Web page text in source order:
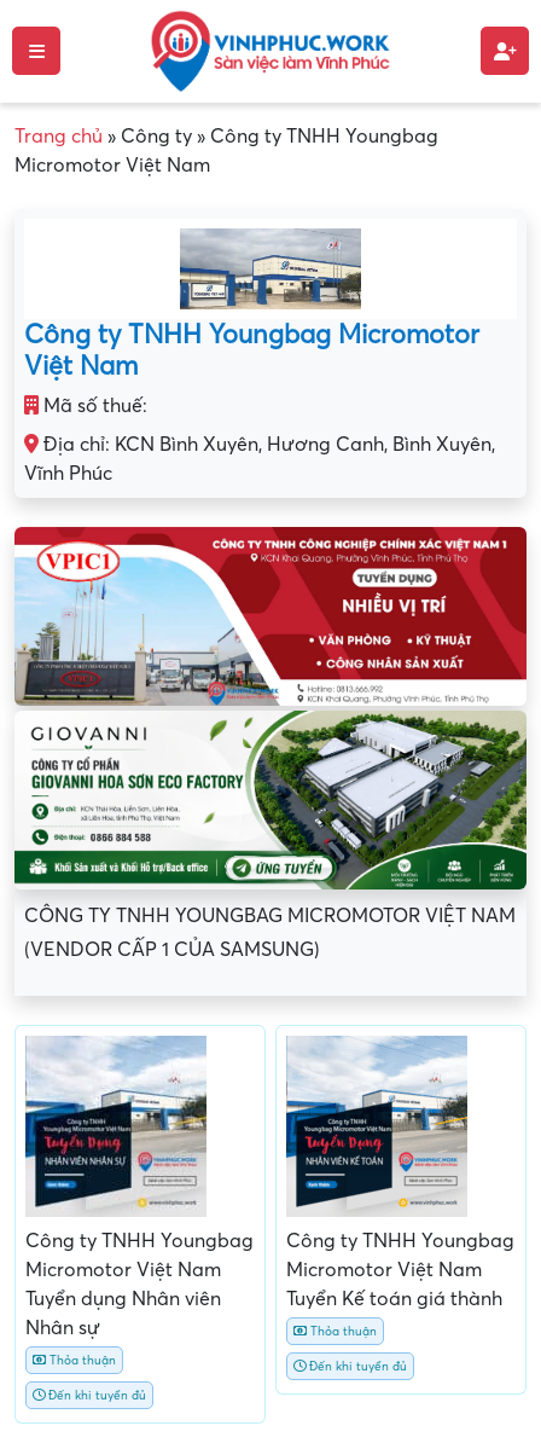
Trang chủ » Công ty » Công ty TNHH Youngbag
Micromotor Việt Nam
Công ty TNHH Youngbag Micromotor
Việt Nam
Mã số thuế:
Địa chỉ: KCN Bình Xuyên, Hương Canh, Bình Xuyên,
Vĩnh Phúc
CÔNG TY TNHH YOUNGBAG MICROMOTOR VIỆT NAM
(VENDOR CẤP 1 CỦA SAMSUNG)
Công ty TNHH Youngbag
Micromotor Việt Nam
Tuyển dụng Nhân viên
Nhân sự
Thỏa thuận
Đến khi tuyển đủ
Công ty TNHH Youngbag
Micromotor Việt Nam
Tuyển Kế toán giá thành
Thỏa thuận
Đến khi tuyển đủ